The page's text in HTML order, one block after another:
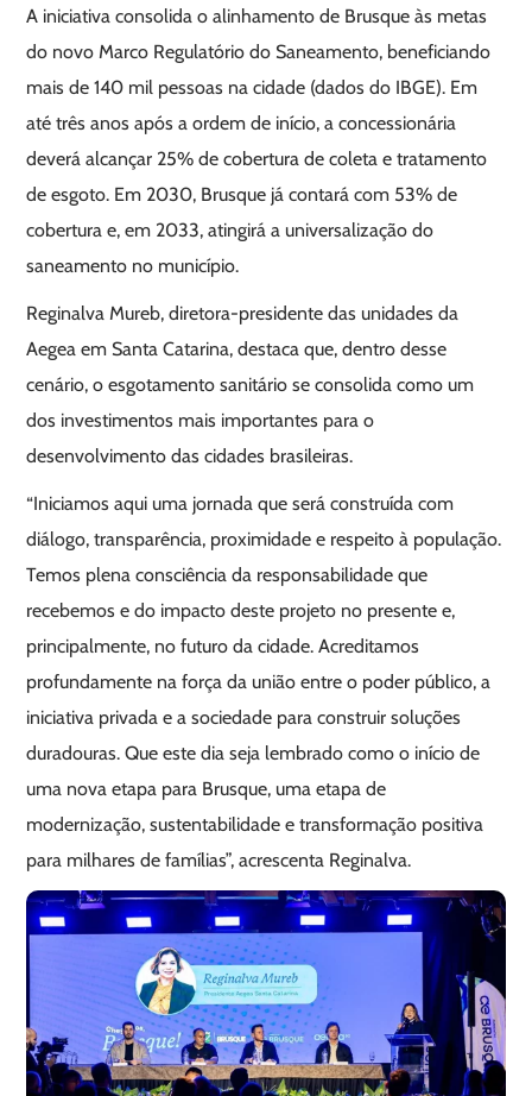
A iniciativa consolida o alinhamento de Brusque às metas
do novo Marco Regulatório do Saneamento, beneficiando
mais de 140 mil pessoas na cidade (dados do IBGE). Em
até três anos após a ordem de início, a concessionária
deverá alcançar 25% de cobertura de coleta e tratamento
de esgoto. Em 2030, Brusque já contará com 53% de
cobertura e, em 2033, atingirá a universalização do
saneamento no município.
Reginalva Mureb, diretora-presidente das unidades da
Aegea em Santa Catarina, destaca que, dentro desse
cenário, o esgotamento sanitário se consolida como um
dos investimentos mais importantes para o
desenvolvimento das cidades brasileiras.
“Iniciamos aqui uma jornada que será construída com
diálogo, transparência, proximidade e respeito à população.
Temos plena consciência da responsabilidade que
recebemos e do impacto deste projeto no presente e,
principalmente, no futuro da cidade. Acreditamos
profundamente na força da união entre o poder público, a
iniciativa privada e a sociedade para construir soluções
duradouras. Que este dia seja lembrado como o início de
uma nova etapa para Brusque, uma etapa de
modernização, sustentabilidade e transformação positiva
para milhares de famílias”, acrescenta Reginalva.